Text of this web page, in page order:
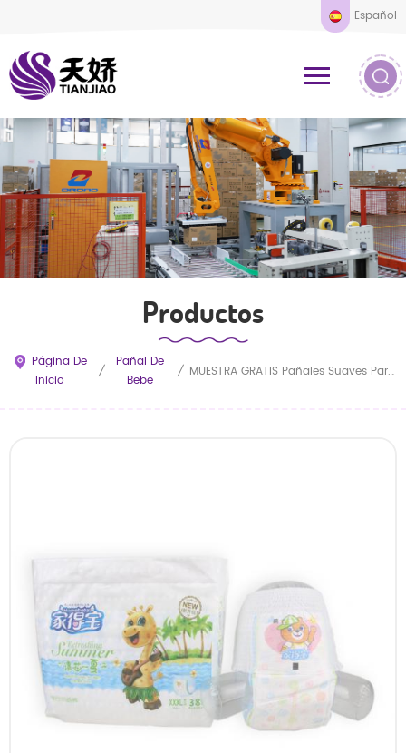
Español
Productos
Página De
Inicio
/
Pañal De
Bebe
/ MUESTRA GRATIS Pañales Suaves Para Bebé Pañal Desechable Premium Personalizado Mimos Para Bebé